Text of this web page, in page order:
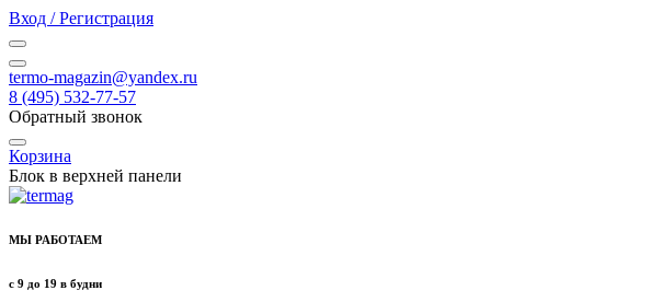
Вход / Регистрация
termo-magazin@yandex.ru
8 (495) 532-77-57
Обратный звонок
Корзина
Блок в верхней панели
МЫ РАБОТАЕМ
с 9 до 19 в будни